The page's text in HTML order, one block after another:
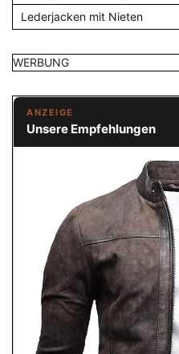
Lederjacken mit Nieten
WERBUNG
ANZEIGE
Unsere Empfehlungen